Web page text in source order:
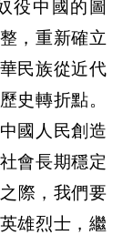
役中國的圖
，重新確立
民族從近代
史轉折點。
國人民創造
會長期穩定
際，我們要
雄烈士，繼